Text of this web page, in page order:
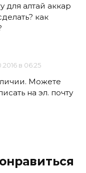
для алтай аккар
как
в 06:25
Можете
на эл. почту